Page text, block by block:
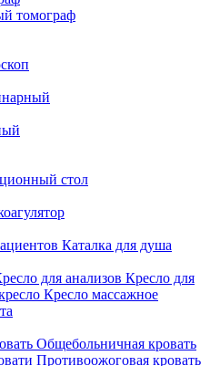
томограф
стол
Каталка для душа
для анализов Кресло для
Кресло массажное
Общебольничная кровать
Противоожоговая кровать